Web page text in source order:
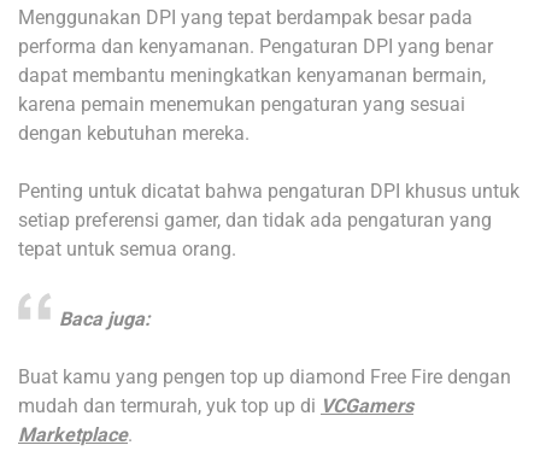
Menggunakan DPI yang tepat berdampak besar pada
performa dan kenyamanan. Pengaturan DPI yang benar
dapat membantu meningkatkan kenyamanan bermain,
karena pemain menemukan pengaturan yang sesuai
dengan kebutuhan mereka.
Penting untuk dicatat bahwa pengaturan DPI khusus untuk
setiap preferensi gamer, dan tidak ada pengaturan yang
tepat untuk semua orang.
Baca juga:
Buat kamu yang pengen top up diamond Free Fire dengan
mudah dan termurah, yuk top up di VCGamers
Marketplace.